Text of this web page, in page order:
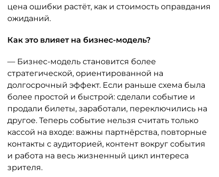
цена ошибки растёт, как и стоимость оправдания
ожиданий.
Как это влияет на бизнес-модель?
— Бизнес-модель становится более
стратегической, ориентированной на
долгосрочный эффект. Если раньше схема была
более простой и быстрой: сделали событие и
продали билеты, заработали, переключились на
другое. Теперь событие нельзя считать только
кассой на входе: важны партнёрства, повторные
контакты с аудиторией, контент вокруг события
и работа на весь жизненный цикл интереса
зрителя.